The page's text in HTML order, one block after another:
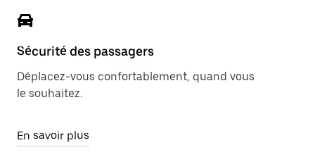
Sécurité des passagers
Déplacez-vous confortablement, quand vous
le souhaitez.
En savoir plus